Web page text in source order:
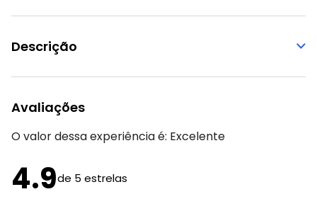
Descrição
Avaliações
O valor dessa experiência é: Excelente
4.9de 5 estrelas